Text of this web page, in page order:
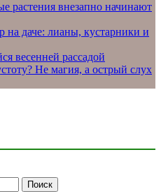
растения внезапно начинают
на даче: лианы, кустарники и
весенней рассадой
Не магия, а острый слух